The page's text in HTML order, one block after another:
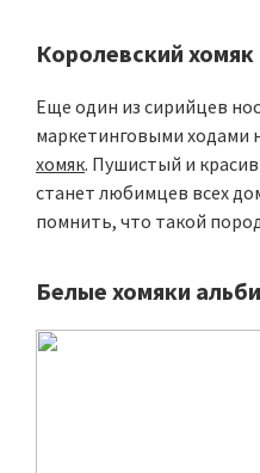
Королевский хомяк
Еще один из сирийцев
маркетинговыми ходами
хомяк. Пушистый и
станет любимцев всех
помнить, что такой
Белые хомяки